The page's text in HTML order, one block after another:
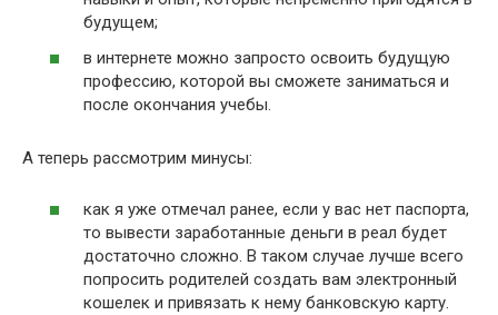
будущем;
в интернете можно запросто освоить будущую
профессию, которой вы сможете заниматься и
после окончания учебы.
А теперь рассмотрим минусы:
как я уже отмечал ранее, если у вас нет паспорта,
то вывести заработанные деньги в реал будет
достаточно сложно. В таком случае лучше всего
попросить родителей создать вам электронный
кошелек и привязать к нему банковскую карту.